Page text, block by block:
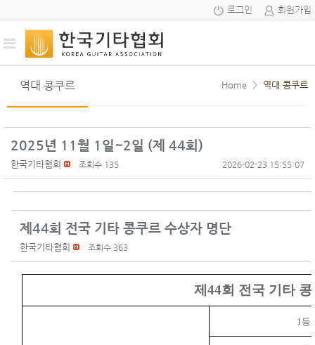
로그인 회원가입
역대 콩쿠르 Home > 역대 콩쿠르
2025년 11월 1일~2일 (제 44회)
한국기타협회 조회수 135 2026-02-23 15:55:07
제44회 전국 기타 콩쿠르 수상자 명단
한국기타협회 조회수 363
제 44회 전국 기타
1등